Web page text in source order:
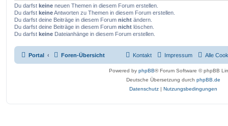
Du darfst keine neuen Themen in diesem Forum erstellen.
Du darfst keineAntworten zu Themen in diesem Forum erstellen.
Du darfst deine Beiträge in diesem Forum nicht ändern.
Du darfst deine Beiträge in diesem Forum nicht löschen.
Du darfst keine Dateianhänge in diesem Forum erstellen.
Portal Foren-Übersicht Alle
Impressum
Kontakt
Powered by phpBB® Forum Software © phpBB
Deutsche Übersetzung durch phpBB.de
Datenschutz | Nutzungsbedingungen